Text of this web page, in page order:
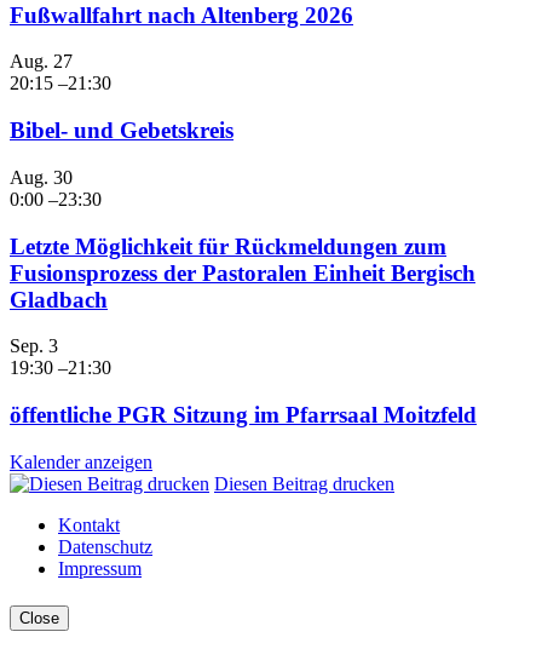
Fußwallfahrt nach Altenberg 2026
Aug. 27
20:15 –21:30
Bibel- und Gebetskreis
Aug. 30
0:00 –23:30
Letzte Möglichkeit für Rückmeldungen zum
Fusionsprozess der Pastoralen Einheit Bergisch
Gladbach
Sep. 3
19:30 –21:30
öffentliche PGR Sitzung im Pfarrsaal Moitzfeld
Kalender anzeigen
Diesen Beitrag drucken
Kontakt
Datenschutz
Impressum
Close